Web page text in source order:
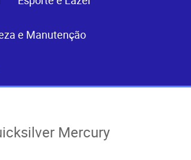
e Manutenção
Mercury